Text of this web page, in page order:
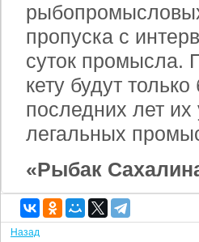
пропуска с
суток промысла.
кету будут
последних лет
легальных
«Рыбак
Назад